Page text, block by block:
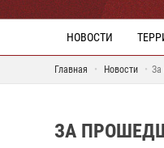
НОВОСТИ
Главная Новости За
ЗА